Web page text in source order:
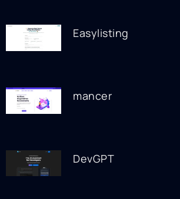
Easylisting
mancer
DevGPT